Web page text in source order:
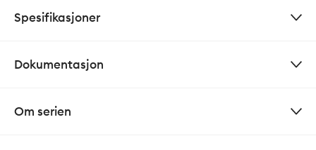
Spesifikasjoner
Dokumentasjon
Om serien